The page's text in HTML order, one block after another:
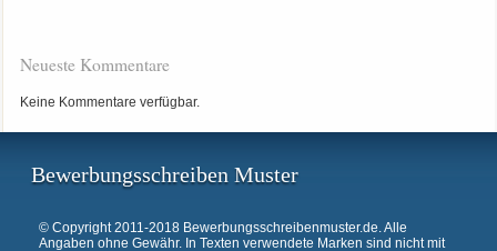
Neueste Kommentare
Keine Kommentare verfügbar.
Bewerbungsschreiben Muster
© Copyright 2011-2018 Bewerbungsschreibenmuster.de. Alle
Angaben ohne Gewähr. In Texten verwendete Marken sind nicht mit